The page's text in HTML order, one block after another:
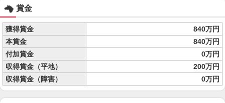
賞金
獲得賞金
840万円
本賞金
840万円
付加賞金
0万円
収得賞金（平地）
200万円
収得賞金（障害）
0万円